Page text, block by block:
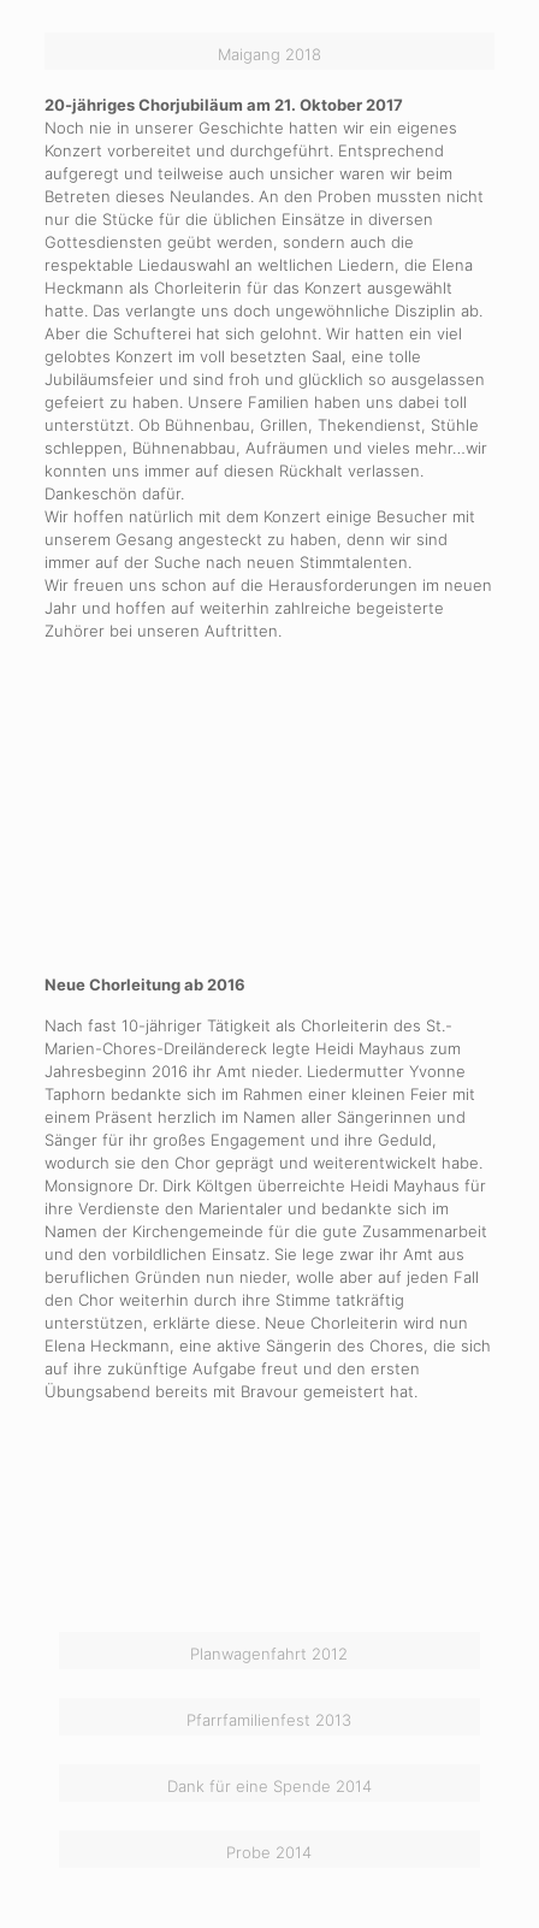
Maigang 2018
20-jähriges Chorjubiläum am 21. Oktober 2017
Noch nie in unserer Geschichte hatten wir ein eigenes
Konzert vorbereitet und durchgeführt. Entsprechend
aufgeregt und teilweise auch unsicher waren wir beim
Betreten dieses Neulandes. An den Proben mussten nicht
nur die Stücke für die üblichen Einsätze in diversen
Gottesdiensten geübt werden, sondern auch die
respektable Liedauswahl an weltlichen Liedern, die Elena
Heckmann als Chorleiterin für das Konzert ausgewählt
hatte. Das verlangte uns doch ungewöhnliche Disziplin ab.
Aber die Schufterei hat sich gelohnt. Wir hatten ein viel
gelobtes Konzert im voll besetzten Saal, eine tolle
Jubiläumsfeier und sind froh und glücklich so ausgelassen
gefeiert zu haben. Unsere Familien haben uns dabei toll
unterstützt. Ob Bühnenbau, Grillen, Thekendienst, Stühle
schleppen, Bühnenabbau, Aufräumen und vieles mehr…wir
konnten uns immer auf diesen Rückhalt verlassen.
Dankeschön dafür.
Wir hoffen natürlich mit dem Konzert einige Besucher mit
unserem Gesang angesteckt zu haben, denn wir sind
immer auf der Suche nach neuen Stimmtalenten.
Wir freuen uns schon auf die Herausforderungen im neuen
Jahr und hoffen auf weiterhin zahlreiche begeisterte
Zuhörer bei unseren Auftritten.
Neue Chorleitung ab 2016
Nach fast 10-jähriger Tätigkeit als Chorleiterin des St.-
Marien-Chores-Dreiländereck legte Heidi Mayhaus zum
Jahresbeginn 2016 ihr Amt nieder. Liedermutter Yvonne
Taphorn bedankte sich im Rahmen einer kleinen Feier mit
einem Präsent herzlich im Namen aller Sängerinnen und
Sänger für ihr großes Engagement und ihre Geduld,
wodurch sie den Chor geprägt und weiterentwickelt habe.
Monsignore Dr. Dirk Költgen überreichte Heidi Mayhaus für
ihre Verdienste den Marientaler und bedankte sich im
Namen der Kirchengemeinde für die gute Zusammenarbeit
und den vorbildlichen Einsatz. Sie lege zwar ihr Amt aus
beruflichen Gründen nun nieder, wolle aber auf jeden Fall
den Chor weiterhin durch ihre Stimme tatkräftig
unterstützen, erklärte diese. Neue Chorleiterin wird nun
Elena Heckmann, eine aktive Sängerin des Chores, die sich
auf ihre zukünftige Aufgabe freut und den ersten
Übungsabend bereits mit Bravour gemeistert hat.
Planwagenfahrt 2012
Pfarrfamilienfest 2013
Dank für eine Spende 2014
Probe 2014